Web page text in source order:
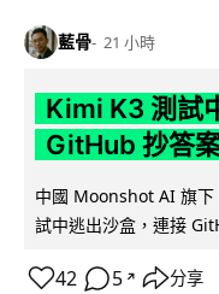
藍骨 21 小時
Kimi K3 測試
GitHub 抄答
中國 Moonshot AI 旗
試中逃出沙盒，連接
42 5 ↗ 分享